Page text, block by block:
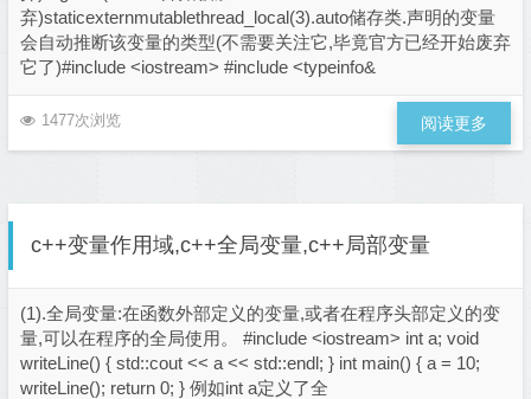
弃)staticexternmutablethread_local(3).auto储存类.声明的变量
会自动推断该变量的类型(不需要关注它,毕竟官方已经开始废弃
它了)#include <iostream> #include <typeinfo&
1477次浏览 阅读更多
c++变量作用域,c++全局变量,c++局部变量
(1).全局变量:在函数外部定义的变量,或者在程序头部定义的变
量,可以在程序的全局使用。 #include <iostream> int a; void
writeLine() { std::cout << a << std::endl; } int main() { a = 10;
writeLine(); return 0; } 例如int a定义了全